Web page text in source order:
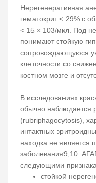
Нерегенеративная
гематокрит < 29% с
< 15 × 103/мкл. Под
понимают стойкую
сопровождающуюся
клеточности со
костном мозге и
В исследованиях
обычно наблюдается
(rubriphagocytosis),
интактных
находка не является
заболевания9,10.
следующими
стойкой